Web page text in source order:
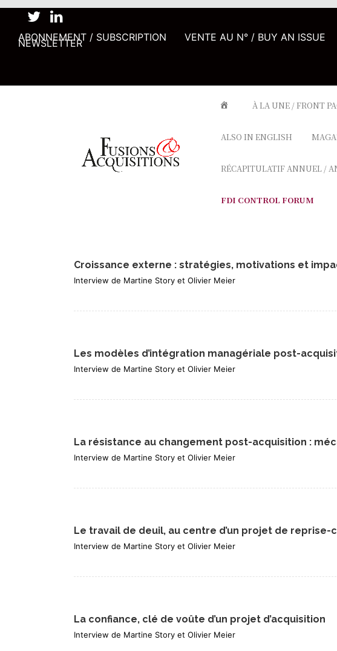
ABONNEMENT / SUBSCRIPTION VENTE AU N° / BUY AN ISSUE
NEWSLETTER
À LA UNE / FRONT
ALSO IN ENGLISH
RÉCAPITULATIF ANNUEL /
FDI CONTROL FORUM
Croissance externe : stratégies, motivations et
Interview de Martine Story et Olivier Meier
Les modèles d’intégration managériale post-
Interview de Martine Story et Olivier Meier
La résistance au changement post-acquisition :
Interview de Martine Story et Olivier Meier
Le travail de deuil, au centre d’un projet de reprise-
Interview de Martine Story et Olivier Meier
La confiance, clé de voûte d’un projet d’acquisition
Interview de Martine Story et Olivier Meier